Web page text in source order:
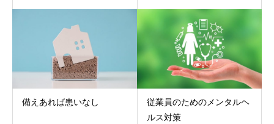
備えあれば患いなし
従業員のためのメンタルヘ
ルス対策